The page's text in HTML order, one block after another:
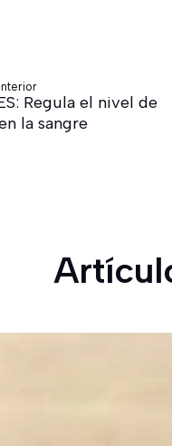
Regula el nivel de
la sangre